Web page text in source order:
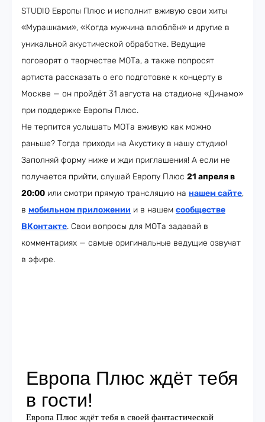
STUDIO Европы Плюс и исполнит вживую свои хиты
«Мурашками», «Когда мужчина влюблён» и другие в
уникальной акустической обработке. Ведущие
поговорят о творчестве МОТа, а также попросят
артиста рассказать о его подготовке к концерту в
Москве — он пройдёт 31 августа на стадионе «Динамо»
при поддержке Европы Плюс.
Не терпится услышать МОТа вживую как можно
раньше? Тогда приходи на Акустику в нашу студию!
Заполняй форму ниже и жди приглашения! А если не
получается прийти, слушай Европу Плюс 21 апреля в
20:00 или смотри прямую трансляцию на нашем сайте,
в мобильном приложении и в нашем сообществе
ВКонтакте. Свои вопросы для МОТа задавай в
комментариях — самые оригинальные ведущие озвучат
в эфире.